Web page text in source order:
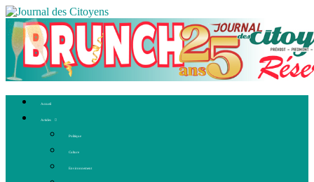
Accueil
Articles
Politique
Culture
Environnement